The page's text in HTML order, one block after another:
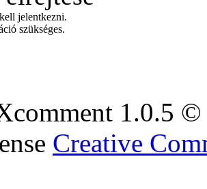
jelentkezni.
szükséges.
1.0.5
Creative